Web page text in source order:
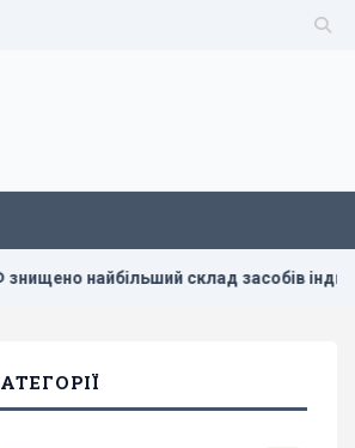
склад засобів індивідуального